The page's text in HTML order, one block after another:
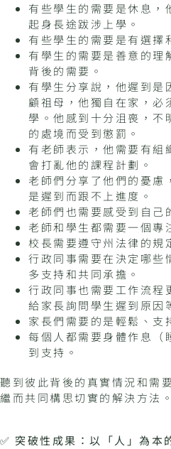
有些學生的需要是休息，
起身長途跋涉上學。
有些學生的需要是有選擇
有學生的需要是善意的理
背後的需要。
有學生分享說，他遲到是
顧祖母，他獨自在家，必
學。他感到十分沮喪，不
的處境而受到懲罰。
有老師表示，他需要有組
會打亂他的課程計劃。
老師們分享了他們的憂慮
是遲到而跟不上進度。
老師們也需要感受到自己
老師和學生都需要一個專
校長需要遵守州法律的規
行政同事需要在決定哪些
多支持和共同承擔。
行政同事也需要工作流程
給家長詢問學生遲到原因
家長們需要的是輕鬆、支
每個人都需要身體作息（
到支持。
聽到彼此背後的真實情況和需
繼而共同構思切實的解決方法。
✅ 突破性成果：以「人」為本